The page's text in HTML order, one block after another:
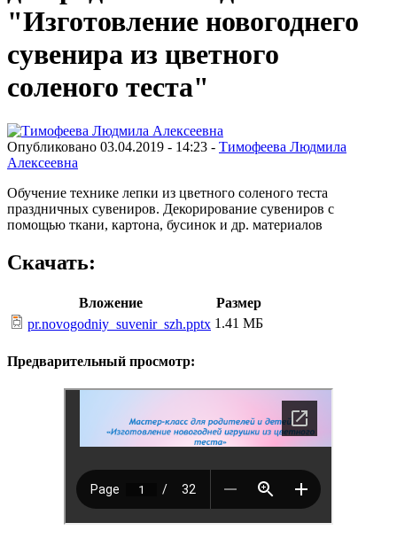
"Изготовление новогоднего
сувенира из цветного
соленого теста"
Опубликовано 03.04.2019 - 14:23 - Тимофеева Людмила
Алексеевна
Обучение технике лепки из цветного соленого теста
праздничных сувениров. Декорирование сувениров с
помощью ткани, картона, бусинок и др. материалов
Скачать:
Вложение
Размер
pr.novogodniy_suvenir_szh.pptx 1.41 МБ
Предварительный просмотр: